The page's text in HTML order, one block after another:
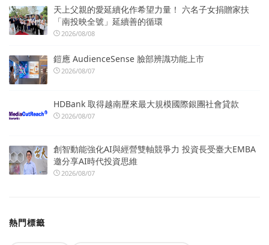
天上父親的愛延續化作希望力量！ 六名子女捐贈家扶
「南投映全號」延續善的循環
2026/08/08
鎧應 AudienceSense 臉部辨識功能上市
2026/08/07
HDBank 取得越南歷來最大規模國際銀團社會貸款
2026/08/07
創智動能強化AI與經營雙軸競爭力 投資長受臺大EMBA
邀分享AI時代投資思維
2026/08/07
熱門標籤